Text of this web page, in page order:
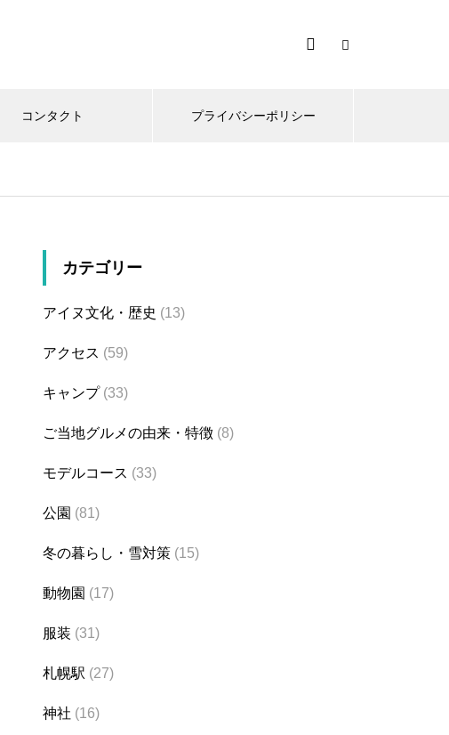
コンタクト プライバシーポリシー
カテゴリー
アイヌ文化・歴史 (13)
アクセス (59)
キャンプ(33)
ご当地グルメの由来・特徴 (8)
モデルコース (33)
公園 (81)
冬の暮らし・雪対策 (15)
動物園 (17)
服装 (31)
札幌駅 (27)
神社 (16)